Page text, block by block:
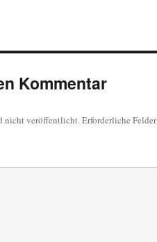
Kommentar
nicht veröffentlicht.Erforderliche